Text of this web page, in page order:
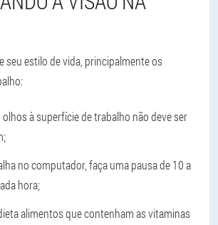
seu estilo de vida, principalmente os
à superfície de trabalho não deve ser
no computador, faça uma pausa de 10 a
hora;
alimentos que contenham as vitaminas